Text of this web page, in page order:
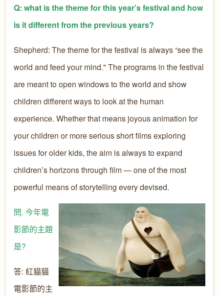
Q: what is the theme for this year’s festival and how
is it different from the previous years?
Shepherd: The theme for the festival is always “see the
world and feed your mind." The programs in the festival
are meant to open windows to the world and show
children different ways to look at the human
experience. Whether that means joyous animation for
your children or more serious short films exploring
issues for older kids, the aim is always to expand
children’s horizons through film — one of the most
powerful means of storytelling every devised.
問. 今年電
影節的主題
是?
答: 紅貓貓
電影節的主